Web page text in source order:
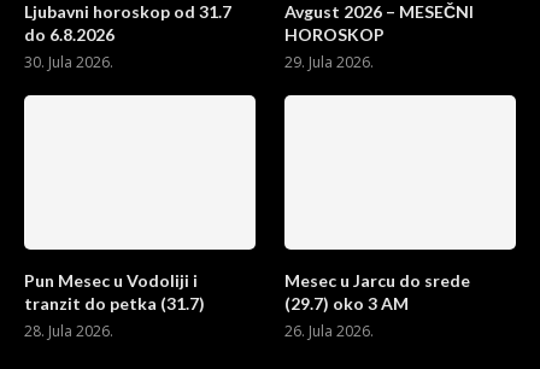
Ljubavni horoskop od 31.7
do 6.8.2026
30. Jula 2026.
Avgust 2026 – MESEČNI
HOROSKOP
29. Jula 2026.
Pun Mesec u Vodoliji i
tranzit do petka (31.7)
28. Jula 2026.
Mesec u Jarcu do srede
(29.7) oko 3 AM
26. Jula 2026.